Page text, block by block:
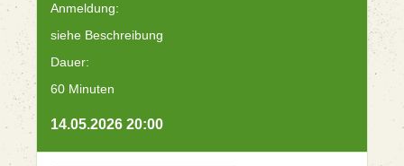
Anmeldung:
siehe Beschreibung
Dauer:
60 Minuten
14.05.2026 20:00